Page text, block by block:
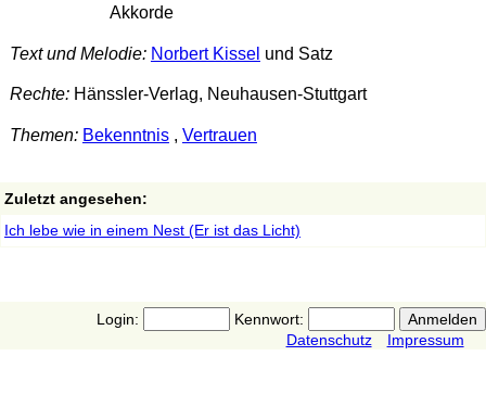
Akkorde
Text und Melodie: Norbert Kissel und Satz
Rechte:Hänssler-Verlag, Neuhausen-Stuttgart
Themen: Bekenntnis, Vertrauen
Zuletzt angesehen:
Ich lebe wie in einem Nest (Er ist das Licht)
Login:
Kennwort:
Datenschutz
Impressum